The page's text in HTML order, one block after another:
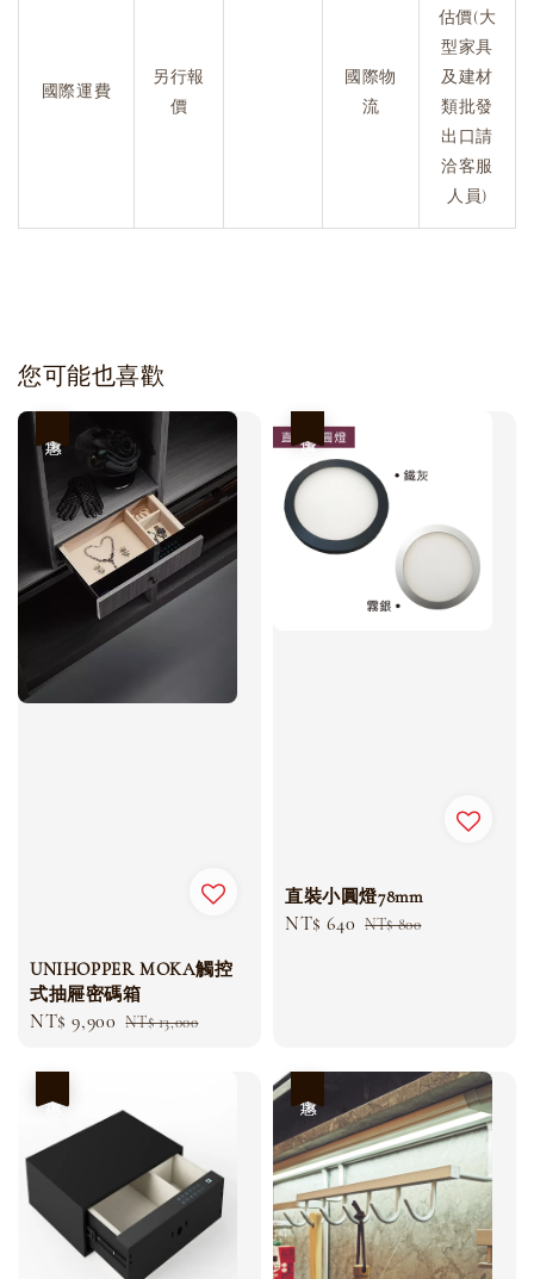
國際運費
另行報
價
國際物
流
估價(大
型家具
及建材
類批發
出口請
洽客服
人員)
您可能也喜歡
UNIHOPPER MOKA觸控
式抽屜密碼箱
Sale
NT$ 9,900 Regular
NT$ 13,000
直裝小圓燈78mm
Sale
NT$ 640 Regular
NT$ 800